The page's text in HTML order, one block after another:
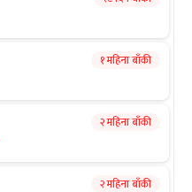
१ महिना बाँकी
२ महिना बाँकी
२ महिना बाँकी